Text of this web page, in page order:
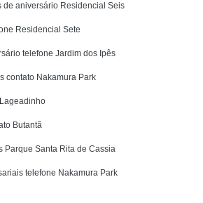
de aniversário Residencial Seis
Residencial Sete
telefone Jardim dos Ipês
contato Nakamura Park
Butantã
Parque Santa Rita de Cassia
telefone Nakamura Park